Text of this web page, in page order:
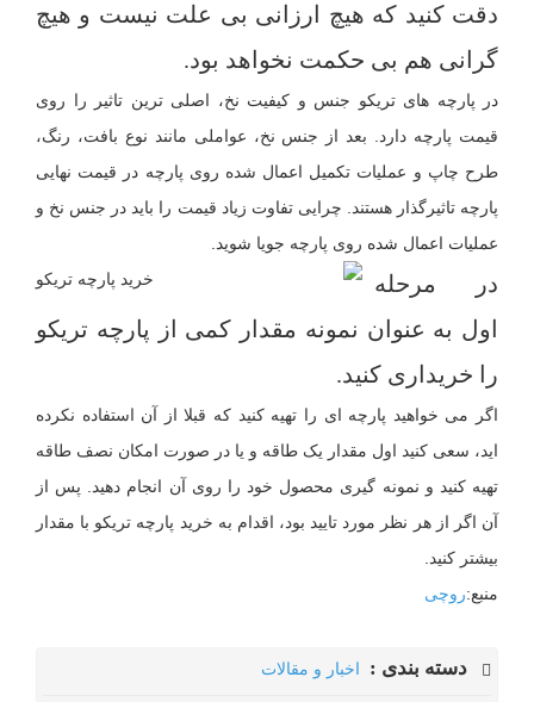
دقت کنید که هیچ ارزانی بی علت نیست و هیچ
گرانی هم بی حکمت نخواهد بود.
در پارچه های تریکو جنس و کیفیت نخ، اصلی ترین تاثیر را روی
قیمت پارچه دارد. بعد از جنس نخ، عواملی مانند نوع بافت، رنگ،
طرح چاپ و عملیات تکمیل اعمال شده روی پارچه در قیمت نهایی
پارچه تاثیرگذار هستند. چرایی تفاوت زیاد قیمت را باید در جنس نخ و
عملیات اعمال شده روی پارچه جویا شوید.
در مرحله
اول به عنوان نمونه مقدار کمی از پارچه تریکو
را خریداری کنید.
اگر می خواهید پارچه ای را تهیه کنید که قبلا از آن استفاده نکرده
اید، سعی کنید اول مقدار یک طاقه و یا در صورت امکان نصف طاقه
تهیه کنید و نمونه گیری محصول خود را روی آن انجام دهید. پس از
آن اگر از هر نظر مورد تایید بود، اقدام به خرید پارچه تریکو با مقدار
بیشتر کنید.
منبع:روچی
دسته بندی : اخبار و مقالات